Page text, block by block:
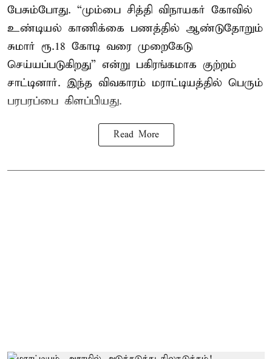
பேசும்போது. “மும்பை சித்தி விநாயகர் கோவில்
உண்டியல் காணிக்கை பணத்தில் ஆண்டுதோறும்
சுமார் ரூ.18 கோடி வரை முறைகேடு
செய்யப்படுகிறது” என்று பகிரங்கமாக குற்றம்
சாட்டினார். இந்த விவகாரம் மராட்டியத்தில் பெரும்
பரபரப்பை கிளப்பியது.
Read More